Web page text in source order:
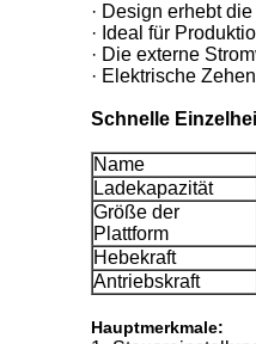
· Design erhebt
· Ideal für
· Die externe
· Elektrische
Schnelle
Name
Ladekapazität
Größe der
Plattform
Hebekraft
Antriebskraft
Hauptmerkmale: